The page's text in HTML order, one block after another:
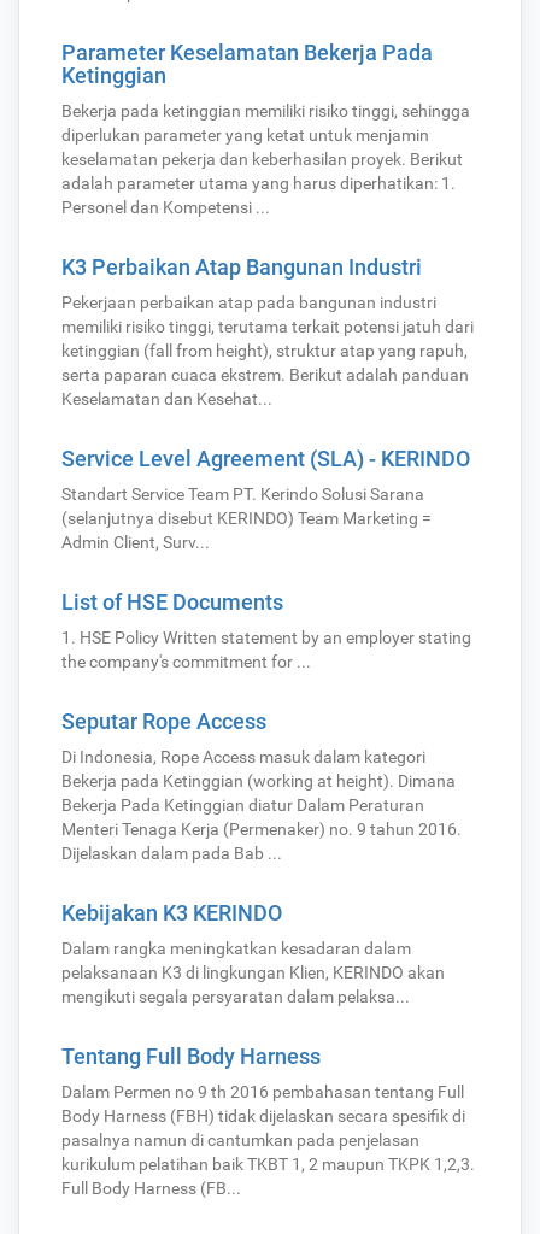
Parameter Keselamatan Bekerja Pada
Ketinggian
Bekerja pada ketinggian memiliki risiko tinggi, sehingga
diperlukan parameter yang ketat untuk menjamin
keselamatan pekerja dan keberhasilan proyek. Berikut
adalah parameter utama yang harus diperhatikan: 1.
Personel dan Kompetensi ...
K3 Perbaikan Atap Bangunan Industri
Pekerjaan perbaikan atap pada bangunan industri
memiliki risiko tinggi, terutama terkait potensi jatuh dari
ketinggian (fall from height), struktur atap yang rapuh,
serta paparan cuaca ekstrem. Berikut adalah panduan
Keselamatan dan Kesehat...
Service Level Agreement (SLA) - KERINDO
Standart Service Team PT. Kerindo Solusi Sarana
(selanjutnya disebut KERINDO) Team Marketing =
Admin Client, Surv...
List of HSE Documents
1. HSE Policy Written statement by an employer stating
the company's commitment for ...
Seputar Rope Access
Di Indonesia, Rope Access masuk dalam kategori
Bekerja pada Ketinggian (working at height). Dimana
Bekerja Pada Ketinggian diatur Dalam Peraturan
Menteri Tenaga Kerja (Permenaker) no. 9 tahun 2016.
Dijelaskan dalam pada Bab ...
Kebijakan K3 KERINDO
Dalam rangka meningkatkan kesadaran dalam
pelaksanaan K3 di lingkungan Klien, KERINDO akan
mengikuti segala persyaratan dalam pelaksa...
Tentang Full Body Harness
Dalam Permen no 9 th 2016 pembahasan tentang Full
Body Harness (FBH) tidak dijelaskan secara spesifik di
pasalnya namun di cantumkan pada penjelasan
kurikulum pelatihan baik TKBT 1, 2 maupun TKPK 1,2,3.
Full Body Harness (FB...